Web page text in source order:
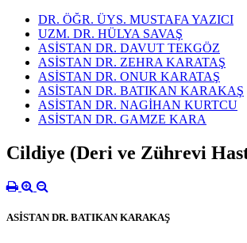
DR. ÖĞR. ÜYS. MUSTAFA YAZICI
UZM. DR. HÜLYA SAVAŞ
ASİSTAN DR. DAVUT TEKGÖZ
ASİSTAN DR. ZEHRA KARATAŞ
ASİSTAN DR. ONUR KARATAŞ
ASİSTAN DR. BATIKAN KARAKAŞ
ASİSTAN DR. NAGİHAN KURTCU
ASİSTAN DR. GAMZE KARA
Cildiye (Deri ve Zührevi
ASİSTAN DR. BATIKAN KARAKAŞ